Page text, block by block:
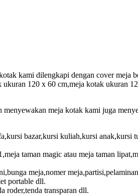
kami dilengkapi dengan cover meja
120 x 60 cm,meja kotak ukuran
meja kotak kami juga
bazar,kursi kuliah,kursi
taman magic atau meja taman
meja,nomer
portable dll.
roder,tenda transparan dll.